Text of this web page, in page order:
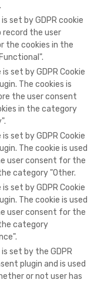
set by GDPR cookie
the user
the cookies in the
set by GDPR Cookie
The cookies is
the user consent
in the category
set by GDPR Cookie
The cookie is used
user consent for the
category "Other.
set by GDPR Cookie
The cookie is used
user consent for the
category
set by the GDPR
plugin and is used
or not user has